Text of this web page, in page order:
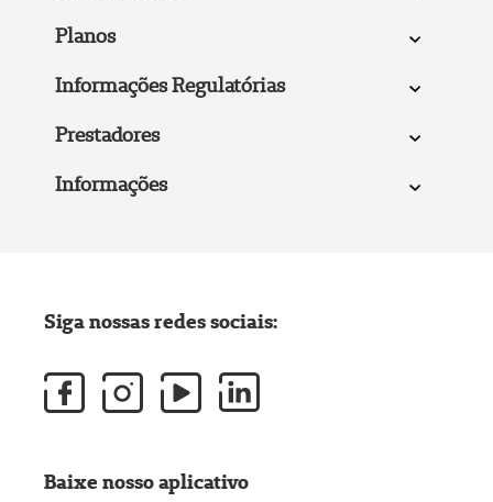
Planos
Informações Regulatórias
Prestadores
Informações
Siga nossas redes sociais:
Baixe nosso aplicativo